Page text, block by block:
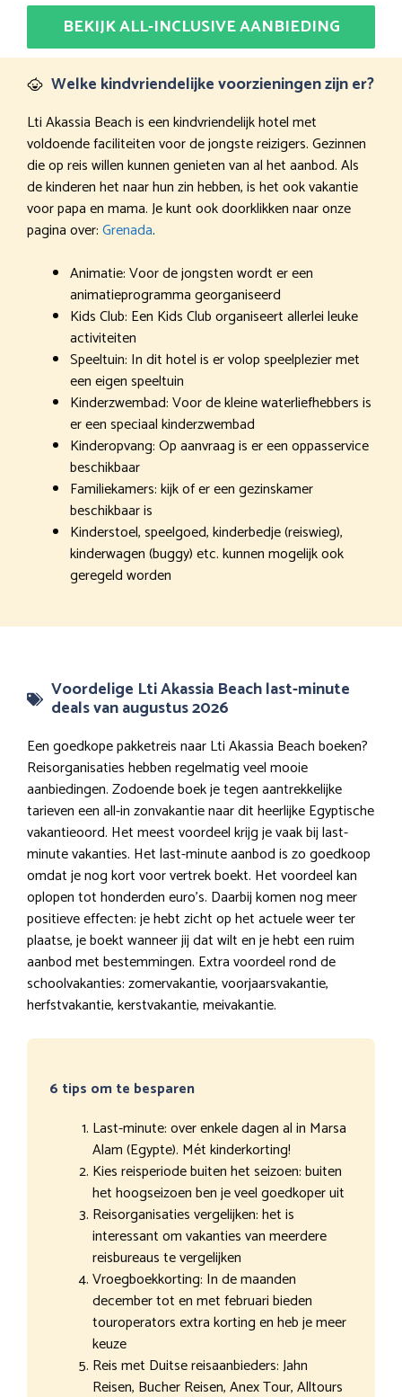
BEKIJK ALL-INCLUSIVE AANBIEDING
Welke kindvriendelijke voorzieningen zijn er?
Lti Akassia Beach is een kindvriendelijk hotel met
voldoende faciliteiten voor de jongste reizigers. Gezinnen
die op reis willen kunnen genieten van al het aanbod. Als
de kinderen het naar hun zin hebben, is het ook vakantie
voor papa en mama. Je kunt ook doorklikken naar onze
pagina over:Grenada.
Animatie: Voor de jongsten wordt er een
animatieprogramma georganiseerd
Kids Club: Een Kids Club organiseert allerlei leuke
activiteiten
Speeltuin: In dit hotel is er volop speelplezier met
een eigen speeltuin
Kinderzwembad: Voor de kleine waterliefhebbers is
er een speciaal kinderzwembad
Kinderopvang: Op aanvraag is er een oppasservice
beschikbaar
Familiekamers: kijk of er een gezinskamer
beschikbaar is
Kinderstoel, speelgoed, kinderbedje (reiswieg),
kinderwagen (buggy) etc. kunnen mogelijk ook
geregeld worden
Voordelige Lti Akassia Beach last-minute
deals van augustus 2026
Een goedkope pakketreis naar Lti Akassia Beach boeken?
Reisorganisaties hebben regelmatig veel mooie
aanbiedingen. Zodoende boek je tegen aantrekkelijke
tarieven een all-in zonvakantie naar dit heerlijke Egyptische
vakantieoord. Het meest voordeel krijg je vaak bij last-
minute vakanties. Het last-minute aanbod is zo goedkoop
omdat je nog kort voor vertrek boekt. Het voordeel kan
oplopen tot honderden euro’s. Daarbij komen nog meer
positieve effecten: je hebt zicht op het actuele weer ter
plaatse, je boekt wanneer jij dat wilt en je hebt een ruim
aanbod met bestemmingen. Extra voordeel rond de
schoolvakanties: zomervakantie, voorjaarsvakantie,
herfstvakantie, kerstvakantie, meivakantie.
6 tips om te besparen
Last-minute: over enkele dagen al in Marsa
Alam (Egypte). Mét kinderkorting!
Kies reisperiode buiten het seizoen: buiten
het hoogseizoen ben je veel goedkoper uit
Reisorganisaties vergelijken: het is
interessant om vakanties van meerdere
reisbureaus te vergelijken
Vroegboekkorting: In de maanden
december tot en met februari bieden
touroperators extra korting en heb je meer
keuze
Reis met Duitse reisaanbieders: Jahn
Reisen, Bucher Reisen, Anex Tour, Alltours